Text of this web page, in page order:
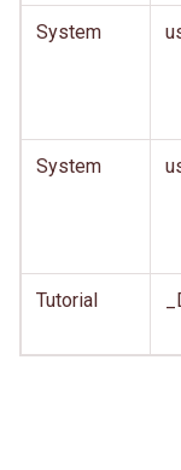
System
System
Tutorial